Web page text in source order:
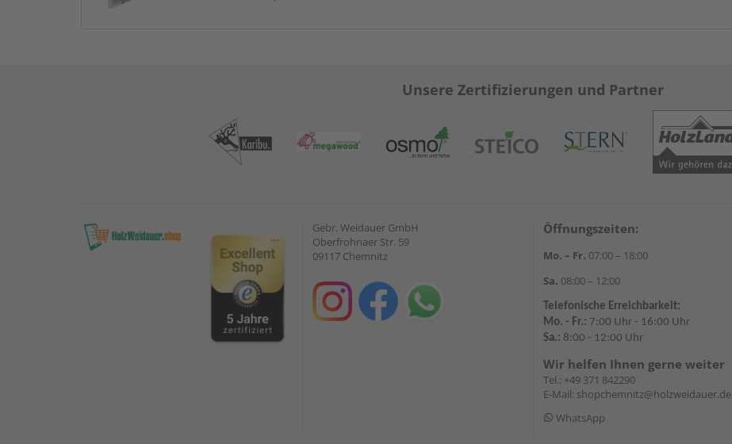
Unsere Zertifizierungen und Partner
Gebr. Weidauer GmbH
Oberfrohnaer Str. 59
09117 Chemnitz
Öffnungszeiten:
Mo. – Fr. 07:00 – 18:00
Sa. 08:00 – 12:00
Telefonische Erreichbarkeit:
Mo. - Fr.: 7:00 Uhr - 16:00 Uhr
Sa.: 8:00 - 12:00 Uhr
Wir helfen Ihnen gerne weiter
Tel.: +49 371 842290
E-Mail: shopchemnitz@holzweidauer.de
WhatsApp